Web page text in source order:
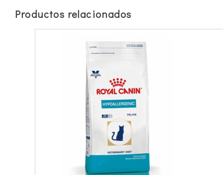
Productos relacionados